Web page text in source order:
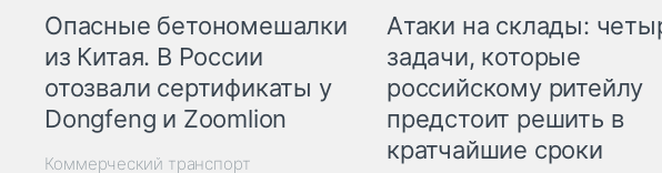
Опасные бетономешалки
из Китая. В России
отозвали сертификаты у
Dongfeng и Zoomlion
Коммерческий транспорт
Атаки на склады:
задачи, которые
российскому ритейлу
предстоит решить в
кратчайшие сроки